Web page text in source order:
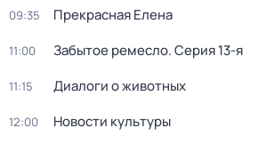
09:35 Прекрасная Елена
11:00 Забытое ремесло. Серия 13-я
11:15 Диалоги о животных
12:00 Новости культуры